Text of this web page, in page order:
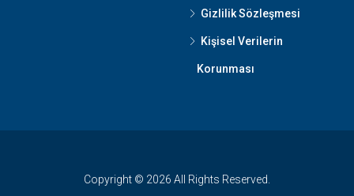
Gizlilik Sözleşmesi
Kişisel Verilerin
Korunması
Copyright © 2026 All Rights Reserved.